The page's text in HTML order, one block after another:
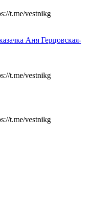
t.me/vestnikg
Аня Герцовская-
t.me/vestnikg
t.me/vestnikg